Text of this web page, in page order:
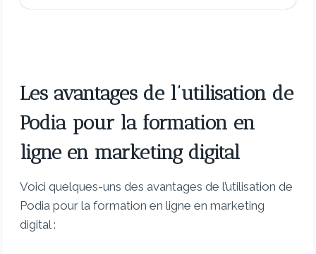
Les avantages de l’utilisation de
Podia pour la formation en
ligne en marketing digital
Voici quelques-uns des avantages de l’utilisation de
Podia pour la formation en ligne en marketing
digital :